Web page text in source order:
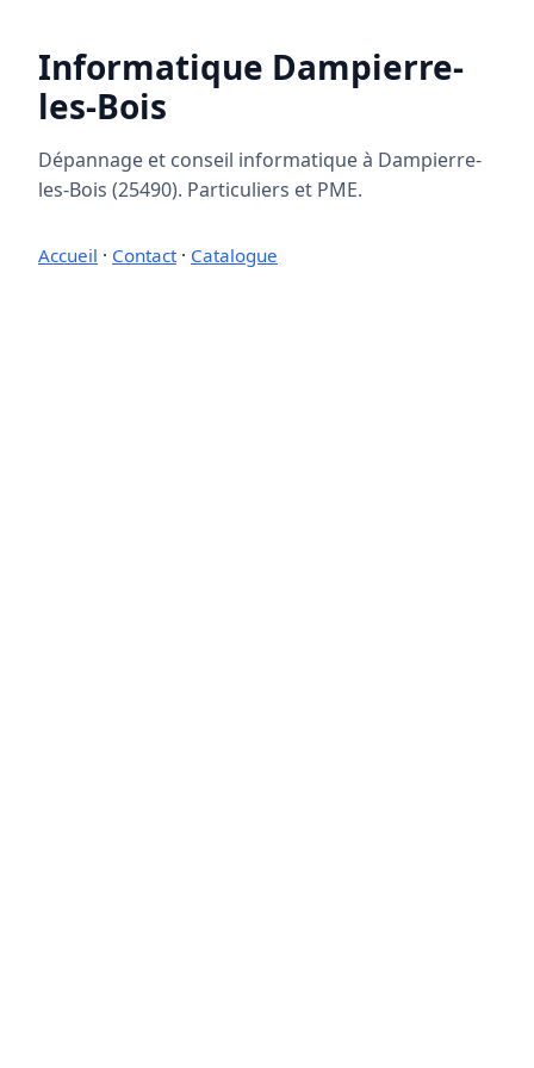
Informatique Dampierre-
les-Bois
Dépannage et conseil informatique à Dampierre-
les-Bois (25490). Particuliers et PME.
Accueil · Contact· Catalogue